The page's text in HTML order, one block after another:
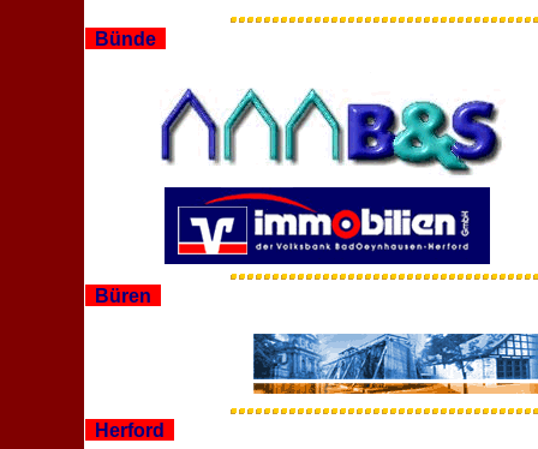
Bünde
Büren
Herford